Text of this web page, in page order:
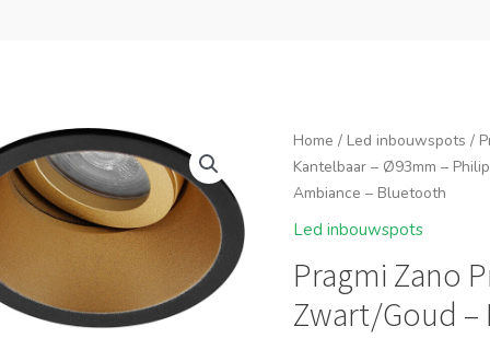
Home / Led inbouwspots /
Kantelbaar – Ø93mm –
Ambiance – Bluetooth
Led inbouwspots
Pragmi Zano
Zwart/Goud –